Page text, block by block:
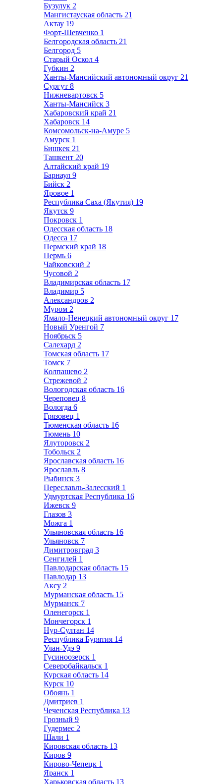
Бузулук 2
Мангистауская область 21
Актау 19
Форт-Шевченко 1
Белгородская область 21
Белгород 5
Старый Оскол 4
Губкин 2
Ханты-Мансийский автономный округ 21
Сургут 8
Нижневартовск 5
Ханты-Мансийск 3
Хабаровский край 21
Хабаровск 14
Комсомольск-на-Амуре 5
Амурск 1
Бишкек 21
Ташкент 20
Алтайский край 19
Барнаул 9
Бийск 2
Яровое 1
Республика Саха (Якутия) 19
Якутск 9
Покровск 1
Одесская область 18
Одесса 17
Пермский край 18
Пермь 6
Чайковский 2
Чусовой 2
Владимирская область 17
Владимир 5
Александров 2
Муром 2
Ямало-Ненецкий автономный округ 17
Новый Уренгой 7
Ноябрьск 5
Салехард 2
Томская область 17
Томск 7
Колпашево 2
Стрежевой 2
Вологодская область 16
Череповец 8
Вологда 6
Грязовец 1
Тюменская область 16
Тюмень 10
Ялуторовск 2
Тобольск 2
Ярославская область 16
Ярославль 8
Рыбинск 3
Переславль-Залесский 1
Удмуртская Республика 16
Ижевск 9
Глазов 3
Можга 1
Ульяновская область 16
Ульяновск 7
Димитровград 3
Сенгилей 1
Павлодарская область 15
Павлодар 13
Аксу 2
Мурманская область 15
Мурманск 7
Оленегорск 1
Мончегорск 1
Нур-Султан 14
Республика Бурятия 14
Улан-Удэ 9
Гусиноозерск 1
Северобайкальск 1
Курская область 14
Курск 10
Обоянь 1
Дмитриев 1
Чеченская Республика 13
Грозный 9
Гудермес 2
Шали 1
Кировская область 13
Киров 9
Кирово-Чепецк 1
Яранск 1
Харьковская область 13